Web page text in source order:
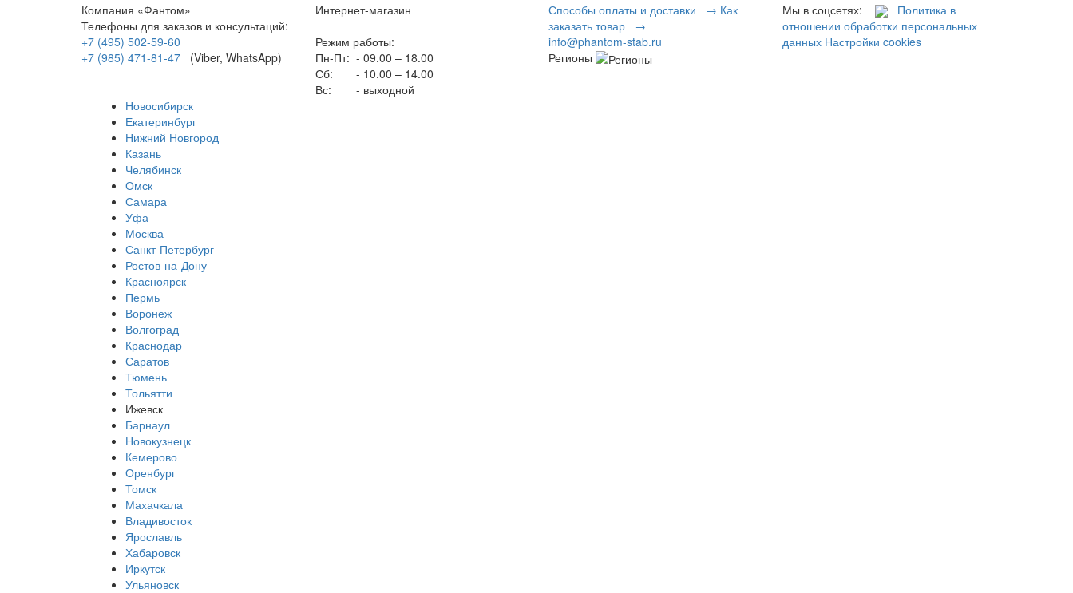
Компания «Фантом»
Телефоны для заказов и консультаций:
+7 (495) 502-59-60
+7 (985) 471-81-47 (Viber, WhatsApp)
Интернет-магазин
Режим работы:
Пн-Пт: - 09.00 – 18.00
Сб:
- 10.00 – 14.00
Вс:
- выходной
Способы оплаты и доставки → Как
заказать товар →
info@phantom-stab.ru
Регионы
Мы в соцсетях:
Политика в
отношении обработки персональных
данных Настройки cookies
Новосибирск
Екатеринбург
Нижний Новгород
Казань
Челябинск
Омск
Самара
Уфа
Москва
Санкт-Петербург
Ростов-на-Дону
Красноярск
Пермь
Воронеж
Волгоград
Краснодар
Саратов
Тюмень
Тольятти
Ижевск
Барнаул
Новокузнецк
Кемерово
Оренбург
Томск
Махачкала
Владивосток
Ярославль
Хабаровск
Иркутск
Ульяновск